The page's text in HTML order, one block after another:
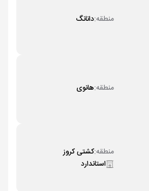
منطقه:دانانگ
منطقه:هانوی
منطقه:کشتی کروز
استاندارد